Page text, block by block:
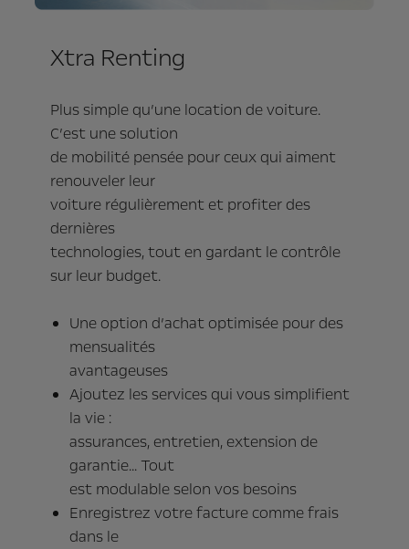
Xtra Renting
Plus simple qu’une location de voiture.
C’est une solution
de mobilité pensée pour ceux qui aiment
renouveler leur
voiture régulièrement et profiter des
dernières
technologies, tout en gardant le contrôle
sur leur budget.
Une option d’achat optimisée pour des
mensualités
avantageuses
Ajoutez les services qui vous simplifient
la vie :
assurances, entretien, extension de
garantie... Tout
est modulable selon vos besoins
Enregistrez votre facture comme frais
dans le